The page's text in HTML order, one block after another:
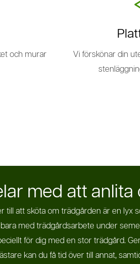
och murar
Vi förskönar din
med att anlita
till att sköta om trädgården är en lyx
med trädgårdsarbete under
för dig med en stor trädgård.
kan du få tid över till annat,